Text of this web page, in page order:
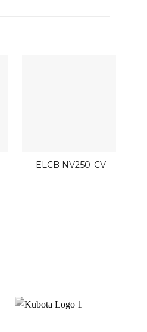
ELCB NV250-CV